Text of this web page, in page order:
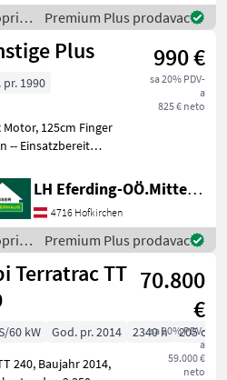
*
/
Premium Plus prodavac
Plus 990 €
sa 20% PDV-
a
825 € neto
pr. 1990
125cm Finger
-- Einsatzbereit
Dvoosovinske
LH Eferding-OÖ.Mitte, Landtechnik Hofkirchen
4716 Hofkirchen
/
Premium Plus prodavac
Terratrac TT 70.800
€
sa 20% PDV-
a
59.000 €
neto
60 kW God. pr. 2014 2340 h
205 cm
2014,